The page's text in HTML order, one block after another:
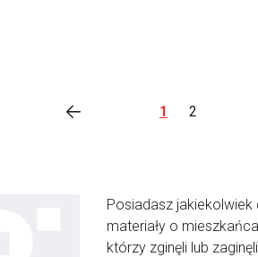
1 2
Posiadasz jakiekolwiek
materiały o
którzy zginęli lub